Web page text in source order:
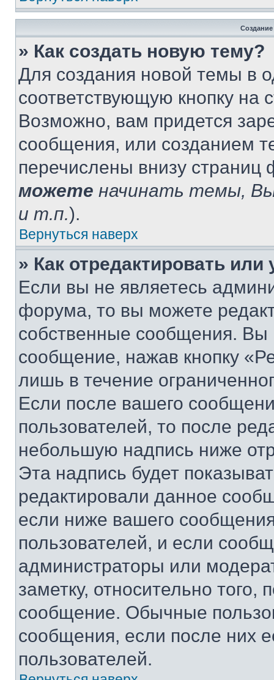
» Как создать новую тему?
Для создания новой темы в
соответствующую кнопку
Возможно, вам придется
сообщения, или созданием
перечислены внизу
можете начинать темы,
и т.п.).
Вернуться наверх
» Как отредактировать
Если вы не являетесь
форума, то вы можете
собственные сообщения. Вы
сообщение, нажав кнопку
лишь в течение
Если после вашего
пользователей, то после
небольшую надпись ниже
Эта надпись будет
редактировали данное
если ниже вашего
пользователей, и если
администраторы или
заметку, относительно
сообщение. Обычные
сообщения, если после них
пользователей.